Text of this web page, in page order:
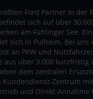
Ford Partner in der
sich auf über
am Fühlinger See.
sich in Pulheim. Bei uns
an PKW und
aus über 3.000 kurzfristig
dem zentralen
Kundendienst-Zentrum
und Direkt-Annahme